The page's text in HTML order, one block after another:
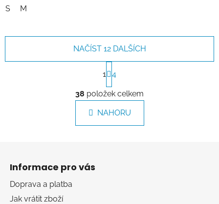
S M
O
v
l
á
d
NAČÍST 12 DALŠÍCH
S
t
r
á
n
k
1 4
38 položek celkem
NAHORU
Informace pro vás
Doprava a platba
Jak vrátit zboží